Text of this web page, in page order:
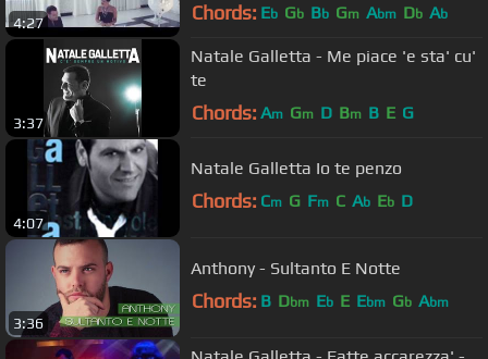
4:27 Chords: Eb Gb Bb Gm Abm Db Ab
3:37
Natale Galletta - Me piace 'e sta' cu'
te
Chords: Am Gm D Bm B E G
4:07
Natale Galletta Io te penzo
Chords: Cm G Fm C Ab Eb D
3:36
Anthony - Sultanto E Notte
Chords: B Dbm Eb E Ebm Gb Abm